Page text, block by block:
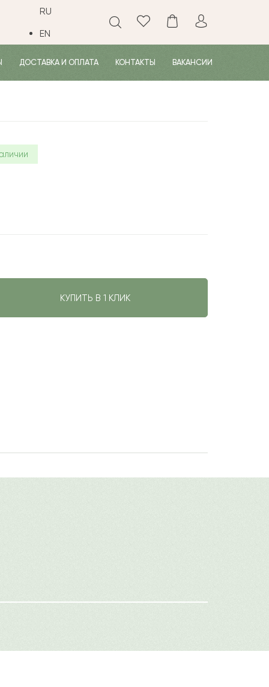
RU
EN
ДОСТАВКА И ОПЛАТА КОНТАКТЫ ВАКАНСИИ
КУПИТЬ В 1 КЛИК